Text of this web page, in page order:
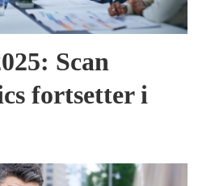
Scan
fortsetter i